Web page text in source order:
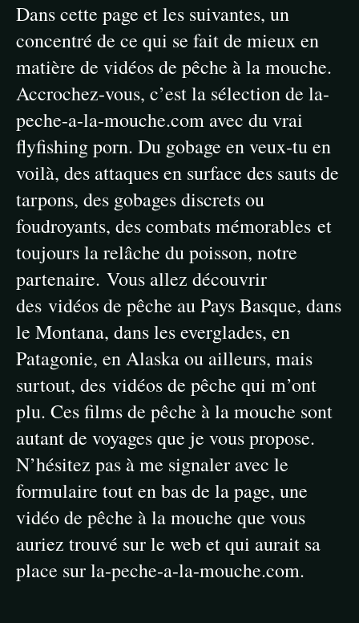
Dans cette page et les suivantes, un
concentré de ce qui se fait de mieux en
matière de vidéos de pêche à la mouche.
Accrochez-vous, c’est la sélection de la-
peche-a-la-mouche.com avec du vrai
flyfishing porn. Du gobage en veux-tu en
voilà, des attaques en surface des sauts de
tarpons, des gobages discrets ou
foudroyants, des combats mémorables et
toujours la relâche du poisson, notre
partenaire. Vous allez découvrir
des vidéos de pêche au Pays Basque, dans
le Montana, dans les everglades, en
Patagonie, en Alaska ou ailleurs, mais
surtout, des vidéos de pêche qui m’ont
plu. Ces films de pêche à la mouche sont
autant de voyages que je vous propose.
N’hésitez pas à me signaler avec le
formulaire tout en bas de la page, une
vidéo de pêche à la mouche que vous
auriez trouvé sur le web et qui aurait sa
place sur la-peche-a-la-mouche.com.